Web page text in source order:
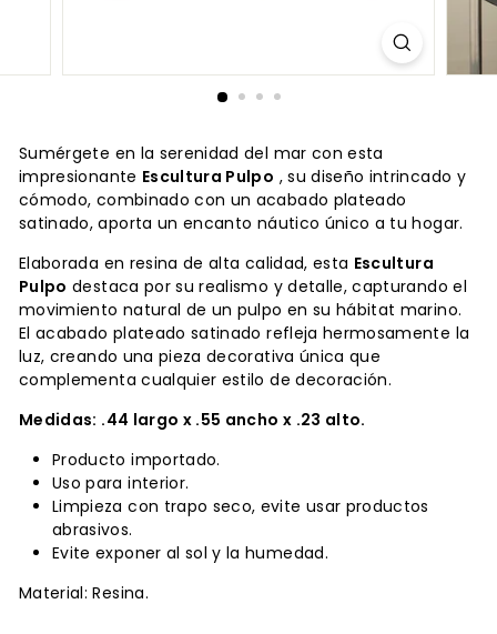
Sumérgete en la serenidad del mar con esta
impresionante Escultura Pulpo , su diseño intrincado y
cómodo, combinado con un acabado plateado
satinado, aporta un encanto náutico único a tu hogar.
Elaborada en resina de alta calidad, esta Escultura
Pulpo destaca por su realismo y detalle, capturando el
movimiento natural de un pulpo en su hábitat marino.
El acabado plateado satinado refleja hermosamente la
luz, creando una pieza decorativa única que
complementa cualquier estilo de decoración.
Medidas: .44 largo x .55 ancho x .23 alto.
Producto importado.
Uso para interior.
Limpieza con trapo seco, evite usar productos
abrasivos.
Evite exponer al sol y la humedad.
Material: Resina.